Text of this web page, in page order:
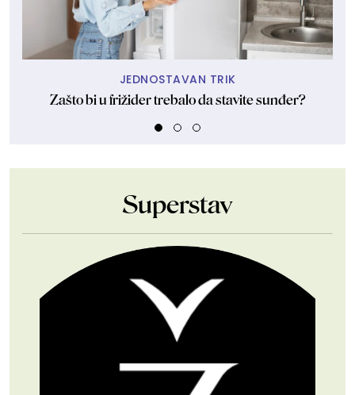
JEDNOSTAVAN TRIK
Zašto bi u frižider trebalo da stavite sunđer?
Superstav